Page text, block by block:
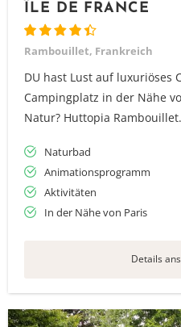
ÎLE DE FRANCE
Rambouillet, Frankreich
DU hast Lust auf luxuriöses
Campingplatz in der Nähe
Natur? Huttopia
Naturbad
Animationsprogramm
Aktivitäten
In der Nähe von Paris
Details